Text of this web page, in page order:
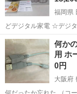
福岡県
どデジタル家電 ☆デジタ
ｉｋｏｎ…
福岡 田川郡
何か
用 ホ
0円
大阪府